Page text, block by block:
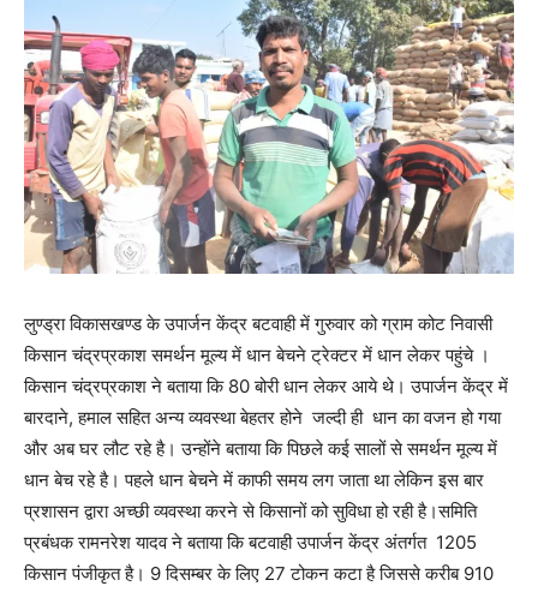
लुण्ड्रा विकासखण्ड के उपार्जन केंद्र बटवाही में गुरुवार को ग्राम कोट निवासी
किसान चंद्रप्रकाश समर्थन मूल्य में धान बेचने ट्रेक्टर में धान लेकर पहुंचे ।
किसान चंद्रप्रकाश ने बताया कि 80 बोरी धान लेकर आये थे। उपार्जन केंद्र में
बारदाने, हमाल सहित अन्य व्यवस्था बेहतर होने जल्दी ही धान का वजन हो गया
और अब घर लौट रहे है। उन्होंने बताया कि पिछले कई सालों से समर्थन मूल्य में
धान बेच रहे है। पहले धान बेचने में काफी समय लग जाता था लेकिन इस बार
प्रशासन द्वारा अच्छी व्यवस्था करने से किसानों को सुविधा हो रही है।समिति
प्रबंधक रामनरेश यादव ने बताया कि बटवाही उपार्जन केंद्र अंतर्गत 1205
किसान पंजीकृत है। 9 दिसम्बर के लिए 27 टोकन कटा है जिससे करीब 910